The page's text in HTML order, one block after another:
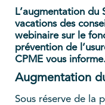
L’augmentation du
vacations des
webinaire sur le
prévention de
CPME vous informe.
Augmentation
Sous réserve de la